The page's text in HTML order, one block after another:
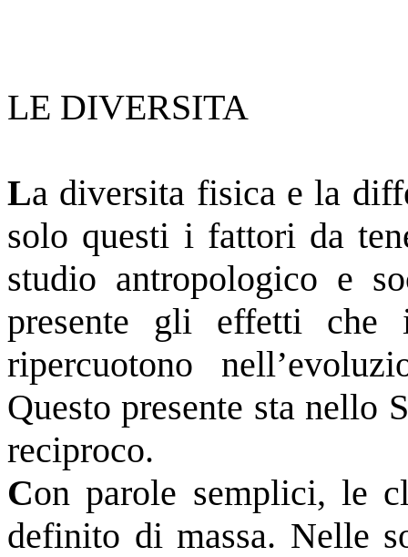
LE DIVERSITA
La diversita fisica e la
solo questi i fattori da
studio antropologico e
presente gli effetti
ripercuotono
Questo presente sta nello
reciproco.
Con parole semplici, le
definito di massa. Nelle